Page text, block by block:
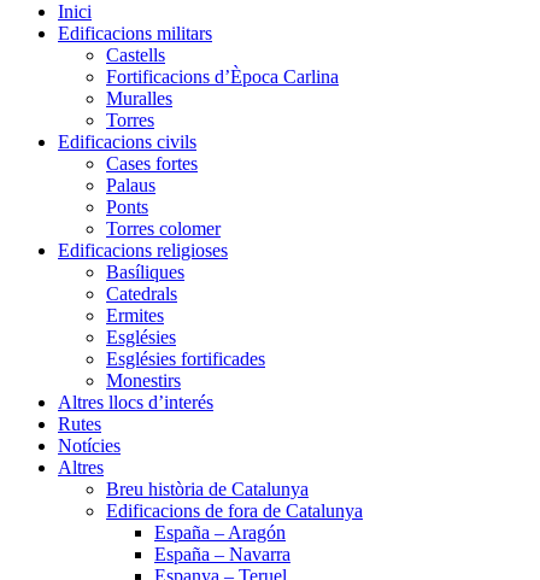
Inici
Edificacions militars
Castells
Fortificacions d’Època Carlina
Muralles
Torres
Edificacions civils
Cases fortes
Palaus
Ponts
Torres colomer
Edificacions religioses
Basíliques
Catedrals
Ermites
Esglésies
Esglésies fortificades
Monestirs
Altres llocs d’interés
Rutes
Notícies
Altres
Breu història de Catalunya
Edificacions de fora de Catalunya
España – Aragón
España – Navarra